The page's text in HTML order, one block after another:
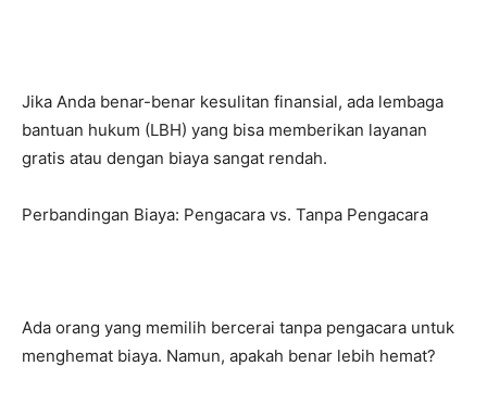
Jika Anda benar-benar kesulitan finansial, ada lembaga
bantuan hukum (LBH) yang bisa memberikan layanan
gratis atau dengan biaya sangat rendah.
Perbandingan Biaya: Pengacara vs. Tanpa Pengacara
Ada orang yang memilih bercerai tanpa pengacara untuk
menghemat biaya. Namun, apakah benar lebih hemat?